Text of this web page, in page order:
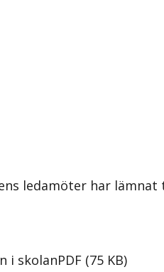
ledamöter har lämnat
i skolanPDF (75 KB)